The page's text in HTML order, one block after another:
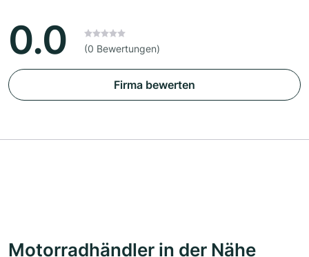
0.0 (0 Bewertungen)
Firma bewerten
Motorradhändler in der Nähe